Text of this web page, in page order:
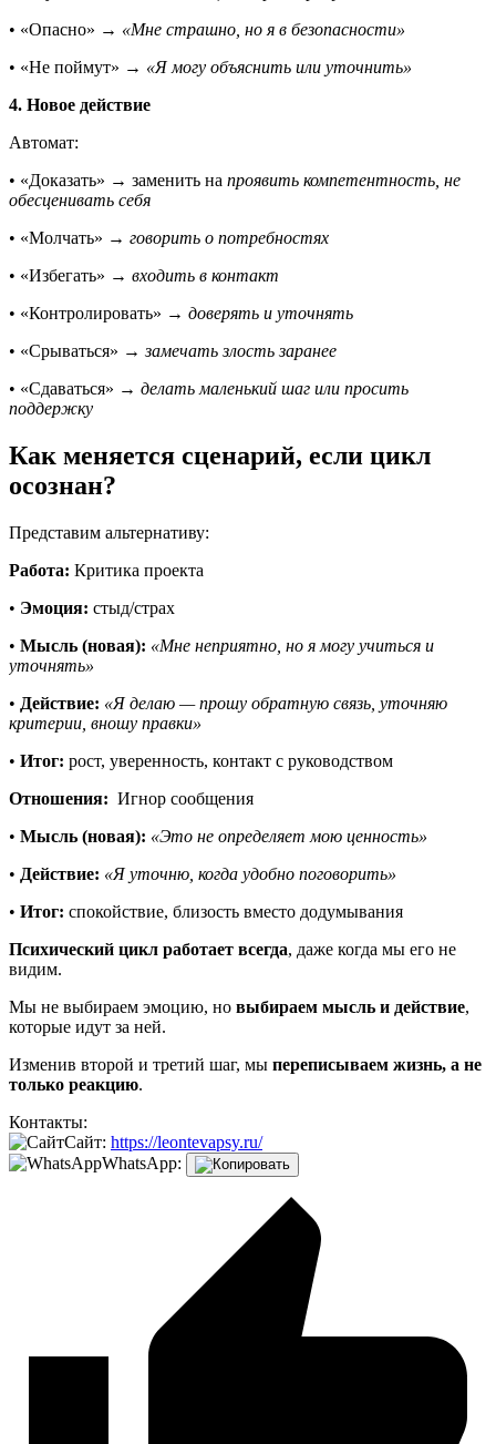
• «Опасно» → «Мне страшно, но я в безопасности»
• «Не поймут» → «Я могу объяснить или уточнить»
4. Новое действие
Автомат:
• «Доказать» → заменить на проявить компетентность, не
обесценивать себя
• «Молчать» → говорить о потребностях
• «Избегать» → входить в контакт
• «Контролировать» → доверять и уточнять
• «Срываться» →замечать злость заранее
• «Сдаваться» → делать маленький шаг или просить
поддержку
Как меняется сценарий, если цикл
осознан?
Представим альтернативу:
Работа: Критика проекта
• Эмоция: стыд/страх
• Мысль (новая): «Мне неприятно, но я могу учиться и
уточнять»
• Действие: «Я делаю — прошу обратную связь, уточняю
критерии, вношу правки»
• Итог: рост, уверенность, контакт с руководством
Отношения: Игнор сообщения
• Мысль (новая): «Это не определяет мою ценность»
• Действие: «Я уточню, когда удобно поговорить»
• Итог: спокойствие, близость вместо додумывания
Психический цикл работает всегда, даже когда мы его не
видим.
Мы не выбираем эмоцию, но выбираем мысль и действие,
которые идут за ней.
Изменив второй и третий шаг, мы переписываем жизнь, а не
только реакцию.
Контакты:
Сайт: https://leontevapsy.ru/
WhatsApp: